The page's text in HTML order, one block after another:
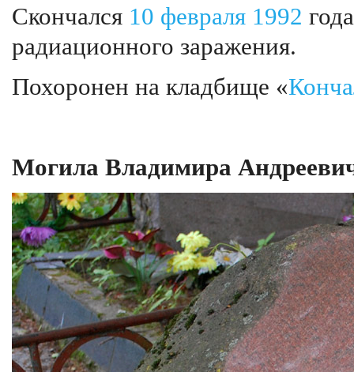
Скончался 10 февраля 1992
радиационного заражения.
Похоронен на кладбище «
Могила Владимира